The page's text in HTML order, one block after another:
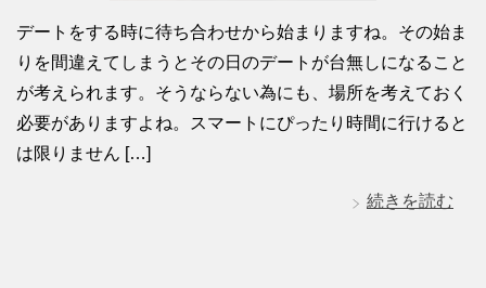
デートをする時に待ち合わせから始まりますね。その始ま
りを間違えてしまうとその日のデートが台無しになること
が考えられます。そうならない為にも、場所を考えておく
必要がありますよね。スマートにぴったり時間に行けると
は限りません […]
続きを読む